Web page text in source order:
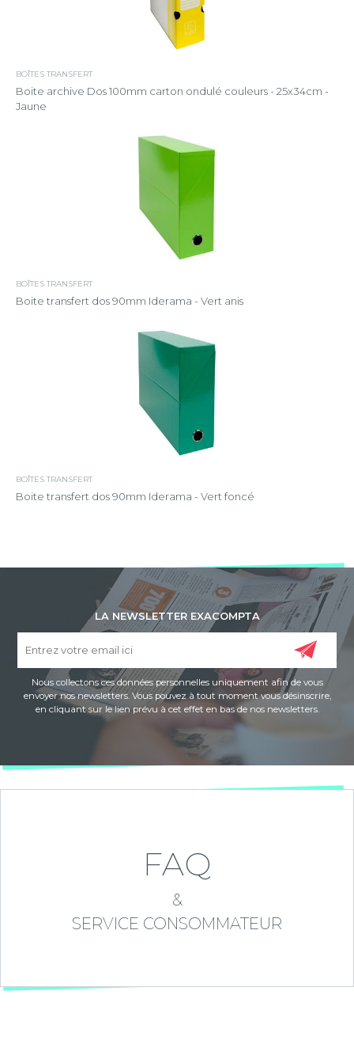
BOÎTES TRANSFERT
Boite archive Dos 100mm carton ondulé couleurs - 25x34cm -
Jaune
BOÎTES TRANSFERT
Boite transfert dos 90mm Iderama - Vert anis
BOÎTES TRANSFERT
Boite transfert dos 90mm Iderama - Vert foncé
LA NEWSLETTER EXACOMPTA
Nous collectons ces données personnelles uniquement afin de vous
envoyer nos newsletters. Vous pouvez à tout moment vous désinscrire,
en cliquant sur le lien prévu à cet effet en bas de nos newsletters.
FAQ
&
SERVICE CONSOMMATEUR